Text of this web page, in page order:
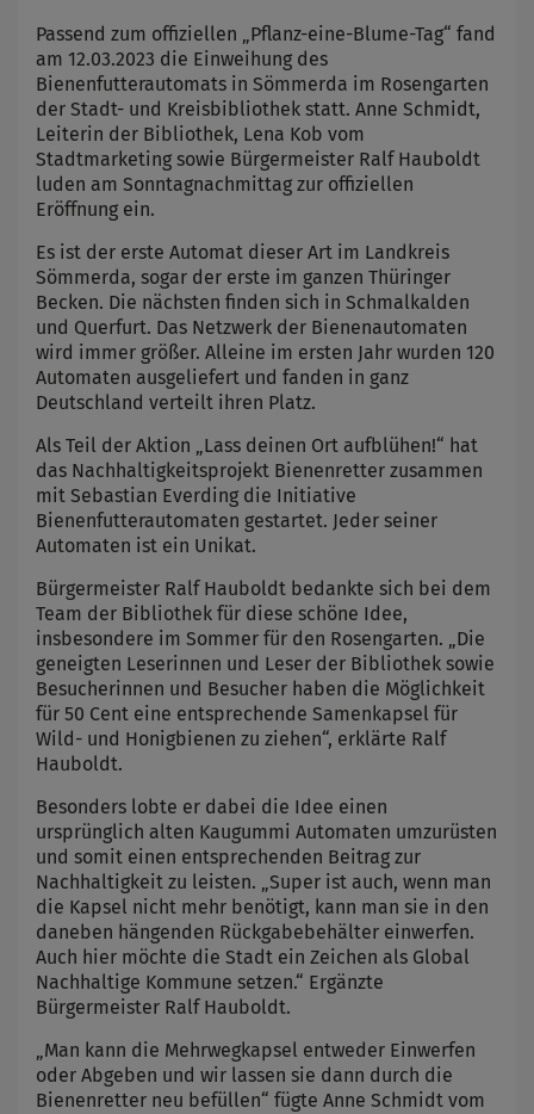
Passend zum offiziellen „Pflanz-eine-Blume-Tag“ fand
am 12.03.2023 die Einweihung des
Bienenfutterautomats in Sömmerda im Rosengarten
der Stadt- und Kreisbibliothek statt. Anne Schmidt,
Leiterin der Bibliothek, Lena Kob vom
Stadtmarketing sowie Bürgermeister Ralf Hauboldt
luden am Sonntagnachmittag zur offiziellen
Eröffnung ein.
Es ist der erste Automat dieser Art im Landkreis
Sömmerda, sogar der erste im ganzen Thüringer
Becken. Die nächsten finden sich in Schmalkalden
und Querfurt. Das Netzwerk der Bienenautomaten
wird immer größer. Alleine im ersten Jahr wurden 120
Automaten ausgeliefert und fanden in ganz
Deutschland verteilt ihren Platz.
Als Teil der Aktion „Lass deinen Ort aufblühen!“ hat
das Nachhaltigkeitsprojekt Bienenretter zusammen
mit Sebastian Everding die Initiative
Bienenfutterautomaten gestartet. Jeder seiner
Automaten ist ein Unikat.
Bürgermeister Ralf Hauboldt bedankte sich bei dem
Team der Bibliothek für diese schöne Idee,
insbesondere im Sommer für den Rosengarten. „Die
geneigten Leserinnen und Leser der Bibliothek sowie
Besucherinnen und Besucher haben die Möglichkeit
für 50 Cent eine entsprechende Samenkapsel für
Wild- und Honigbienen zu ziehen“, erklärte Ralf
Hauboldt.
Besonders lobte er dabei die Idee einen
ursprünglich alten Kaugummi Automaten umzurüsten
und somit einen entsprechenden Beitrag zur
Nachhaltigkeit zu leisten. „Super ist auch, wenn man
die Kapsel nicht mehr benötigt, kann man sie in den
daneben hängenden Rückgabebehälter einwerfen.
Auch hier möchte die Stadt ein Zeichen als Global
Nachhaltige Kommune setzen.“ Ergänzte
Bürgermeister Ralf Hauboldt.
„Man kann die Mehrwegkapsel entweder Einwerfen
oder Abgeben und wir lassen sie dann durch die
Bienenretter neu befüllen“ fügte Anne Schmidt vom